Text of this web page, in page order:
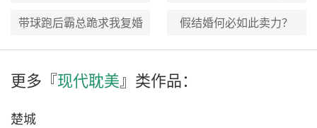
带球跑后霸总跪求我复婚
假结婚何必如此卖力？
更多『现代耽美』类作品：
楚城